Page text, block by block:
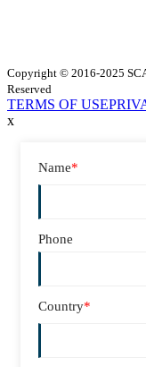
Copyright © 2016-2025
Reserved
TERMS OF USE
x
Name*
Phone
Country*